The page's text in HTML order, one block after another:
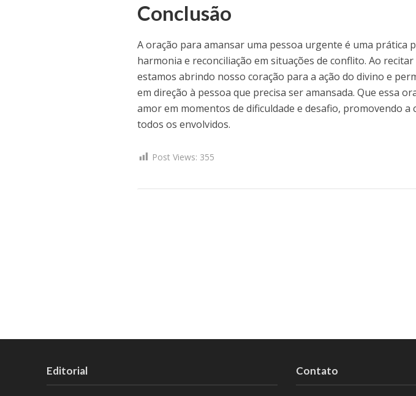
Conclusão
A oração para amansar uma pessoa urgente é uma prática
harmonia e reconciliação em situações de conflito. Ao
estamos abrindo nosso coração para a ação do divino e
em direção à pessoa que precisa ser amansada. Que essa
amor em momentos de dificuldade e desafio, promovendo
todos os envolvidos.
Post Views: 355
Editorial Contato